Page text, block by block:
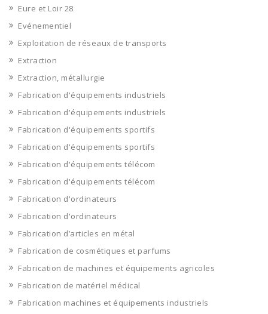
Eure et Loir 28
Evénementiel
Exploitation de réseaux de transports
Extraction
Extraction, métallurgie
Fabrication d'équipements industriels
Fabrication d'équipements industriels
Fabrication d'équipements sportifs
Fabrication d'équipements sportifs
Fabrication d'équipements télécom
Fabrication d'équipements télécom
Fabrication d'ordinateurs
Fabrication d'ordinateurs
Fabrication d’articles en métal
Fabrication de cosmétiques et parfums
Fabrication de machines et équipements agricoles
Fabrication de matériel médical
Fabrication machines et équipements industriels